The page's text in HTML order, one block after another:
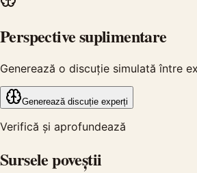
Perspective suplimentare
Generează o discuție simulată între
Generează discuție experți
Verifică și aprofundează
Sursele poveștii